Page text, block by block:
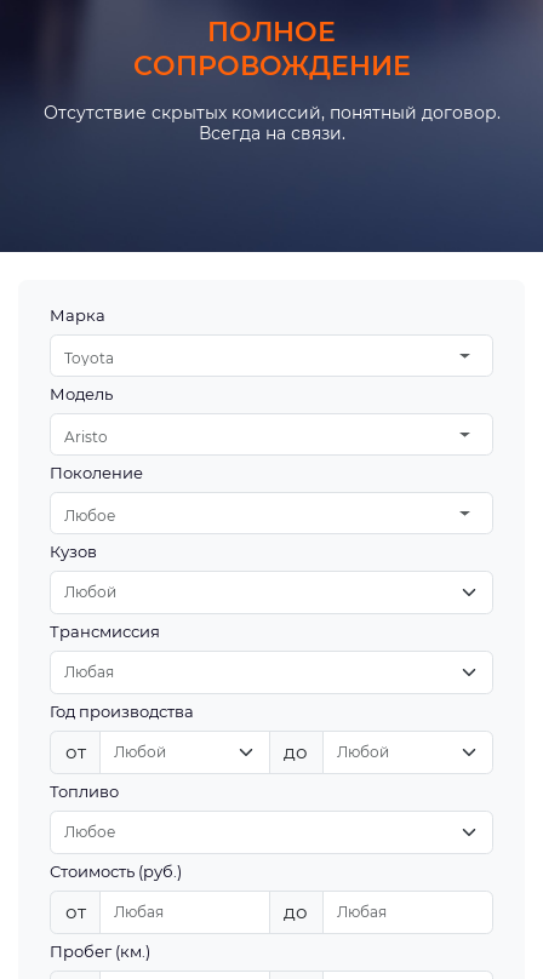
ПОЛНОЕ
СОПРОВОЖДЕНИЕ
Отсутствие скрытых комиссий, понятный договор.
Всегда на связи.
Марка
Toyota
Модель
Aristo
Поколение
Любое
Кузов
Трансмиссия
Год производства
от до
Топливо
Стоимость (руб.)
от до
Пробег (км.)